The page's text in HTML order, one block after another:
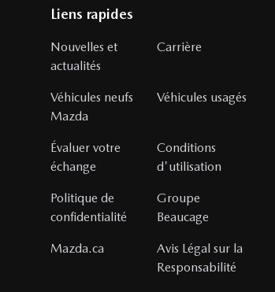
Liens rapides
Nouvelles et
actualités
Carrière
Véhicules neufs
Mazda
Véhicules usagés
Évaluer votre
échange
Conditions
d'utilisation
Politique de
confidentialité
Groupe
Beaucage
Mazda.ca
Avis Légal sur la
Responsabilité